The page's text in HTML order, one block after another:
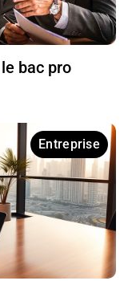
bac pro
Entreprise